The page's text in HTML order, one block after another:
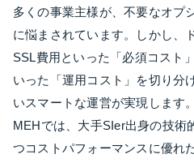
多くの事業主様が、不要なオプ
に悩まされています。しかし、
SSL費用といった「必須コスト
いった「運用コスト」を切り分
いスマートな運営が実現します
MEHでは、大手SIer出身の技術
つコストパフォーマンスに優れ